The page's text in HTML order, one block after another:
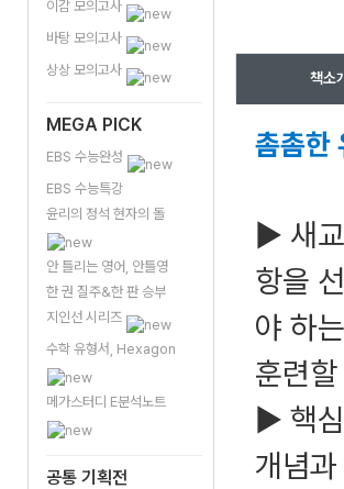
이감 모의고사
바탕 모의고사
상상 모의고사
MEGA PICK
EBS 수능완성
EBS 수능특강
윤리의 정석 현자의 돌
안 틀리는 영어, 안틀영
한 권 질주&한 판 승부
지인선 시리즈
수학 유형서, Hexagon
메가스터디 E분석노트
공통 기획전
책소
촘촘한
▶ 새
항을
야 하
훈련
▶ 핵
개념